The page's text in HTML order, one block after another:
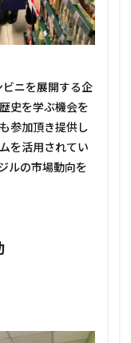
ニを展開する企
史を学ぶ機会を
参加頂き提供し
を活用されてい
ルの市場動向を